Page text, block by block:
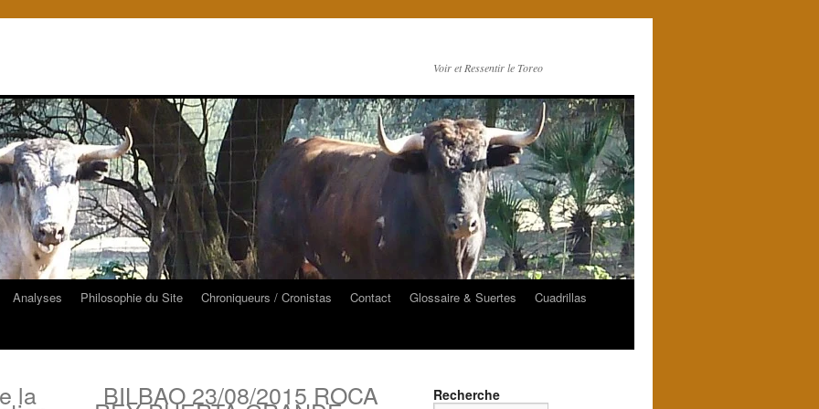
Voir et Ressentir le Toreo
Analyses Philosophie du Site Chroniqueurs / Cronistas Contact Glossaire & Suertes
Cuadrillas
la BILBAO 23/08/2015 ROCA Recherche